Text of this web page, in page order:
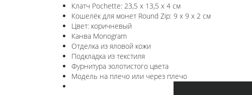
Клатч Pochette: 23,5 х 13,5 х 4 см
Кошелёк для монет Round Zip: 9 х 9 х 2 см
Цвет: коричневый
Канва Monogram
Отделка из яловой кожи
Подкладка из текстиля
Фурнитура золотистого цвета
Модель на плечо или через плечо